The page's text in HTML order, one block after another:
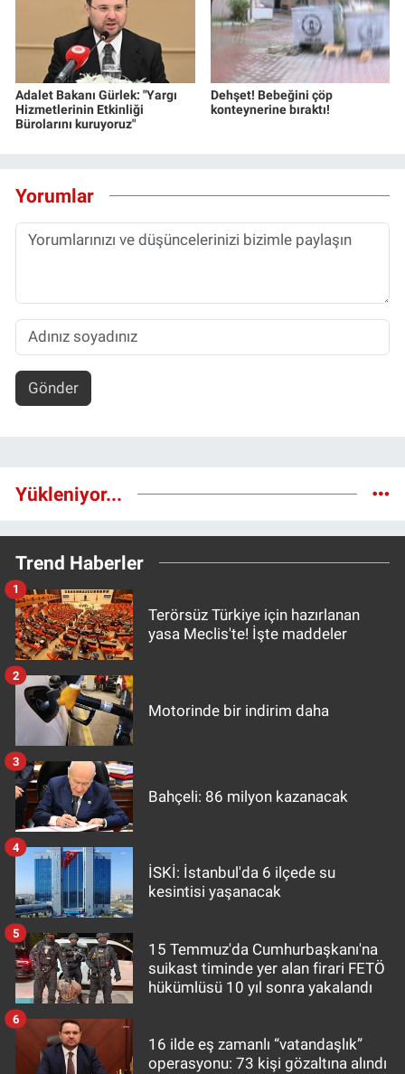
Adalet Bakanı Gürlek: "Yargı
Hizmetlerinin Etkinliği
Bürolarını kuruyoruz"
Dehşet! Bebeğini çöp
konteynerine bıraktı!
Yorumlar
Gönder
Yükleniyor...
Trend Haberler
Terörsüz Türkiye için hazırlanan
yasa Meclis'te! İşte maddeler
1
Motorinde bir indirim daha
2
Bahçeli: 86 milyon kazanacak
3
İSKİ: İstanbul'da 6 ilçede su
kesintisi yaşanacak
4
15 Temmuz'da Cumhurbaşkanı'na
suikast timinde yer alan firari FETÖ
hükümlüsü 10 yıl sonra yakalandı
5
16 ilde eş zamanlı “vatandaşlık”
operasyonu: 73 kişi gözaltına alındı
6